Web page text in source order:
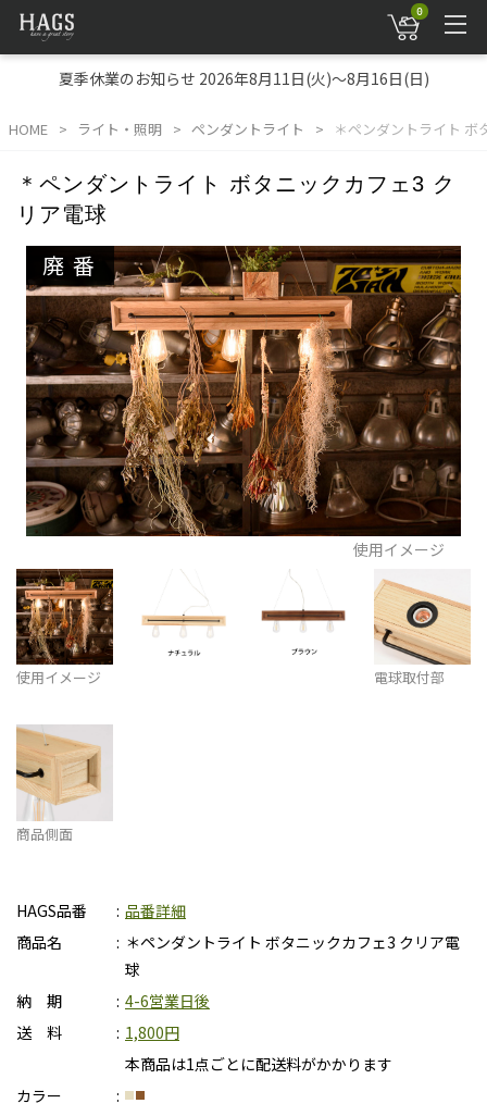
0
夏季休業のお知らせ 2026年8月11日(火)～8月16日(日)
HOME ライト・照明 ペンダントライト ＊ペンダントライト ボ
＊ペンダントライト ボタニックカフェ3 ク
リア電球
廃番
使用イメージ
使用イメージ 電球取付部
商品側面
HAGS品番
品番詳細
商品名
＊ペンダントライト ボタニックカフェ3 クリア電
球
納 期
4-6営業日後
送 料
1,800円
本商品は1点ごとに配送料がかかります
カラー